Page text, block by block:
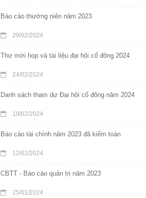
Báo cáo thường niên năm 2023
29/02/2024
Thư mời họp và tài liệu đại hội cổ đông 2024
24/02/2024
Danh sách tham dự Đại hội cổ đông năm 2024
19/02/2024
Báo cáo tài chính năm 2023 đã kiểm toán
12/02/2024
CBTT - Báo cáo quản trị năm 2023
25/01/2024